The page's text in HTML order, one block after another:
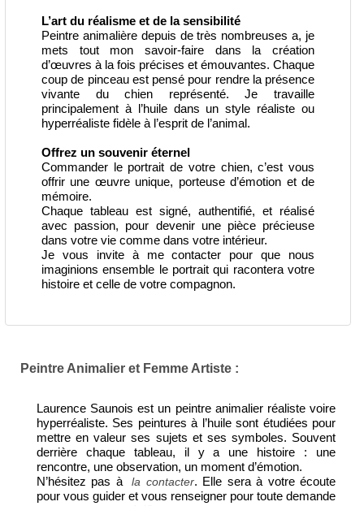
L’art du réalisme et de la sensibilité
Peintre animalière depuis de très nombreuses a, je
mets tout mon savoir-faire dans la création
d’œuvres à la fois précises et émouvantes. Chaque
coup de pinceau est pensé pour rendre la présence
vivante du chien représenté. Je travaille
principalement à l’huile dans un style réaliste ou
hyperréaliste fidèle à l’esprit de l’animal.
Offrez un souvenir éternel
Commander le portrait de votre chien, c’est vous
offrir une œuvre unique, porteuse d’émotion et de
mémoire.
Chaque tableau est signé, authentifié, et réalisé
avec passion, pour devenir une pièce précieuse
dans votre vie comme dans votre intérieur.
Je vous invite à me contacter pour que nous
imaginions ensemble le portrait qui racontera votre
histoire et celle de votre compagnon.
Peintre Animalier et Femme Artiste :
Laurence Saunois est un peintre animalier réaliste voire
hyperréaliste. Ses peintures à l’huile sont étudiées pour
mettre en valeur ses sujets et ses symboles. Souvent
derrière chaque tableau, il y a une histoire : une
rencontre, une observation, un moment d’émotion.
N’hésitez pas à
la contacter. Elle sera à votre écoute
pour vous guider et vous renseigner pour toute demande